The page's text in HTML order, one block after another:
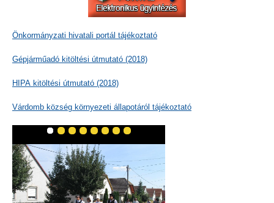
Önkormányzati hivatali portál tájékoztató
Gépjárműadó kitöltési útmutató (2018)
HIPA kitöltési útmutató (2018)
Várdomb község környezeti állapotáról tájékoztató